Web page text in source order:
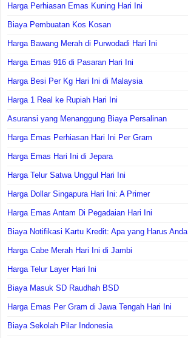
Harga Perhiasan Emas Kuning Hari Ini
Biaya Pembuatan Kos Kosan
Harga Bawang Merah di Purwodadi Hari Ini
Harga Emas 916 di Pasaran Hari Ini
Harga Besi Per Kg Hari Ini di Malaysia
Harga 1 Real ke Rupiah Hari Ini
Asuransi yang Menanggung Biaya Persalinan
Harga Emas Perhiasan Hari Ini Per Gram
Harga Emas Hari Ini di Jepara
Harga Telur Satwa Unggul Hari Ini
Harga Dollar Singapura Hari Ini: A Primer
Harga Emas Antam Di Pegadaian Hari Ini
Biaya Notifikasi Kartu Kredit: Apa yang Harus
Harga Cabe Merah Hari Ini di Jambi
Harga Telur Layer Hari Ini
Biaya Masuk SD Raudhah BSD
Harga Emas Per Gram di Jawa Tengah Hari Ini
Biaya Sekolah Pilar Indonesia